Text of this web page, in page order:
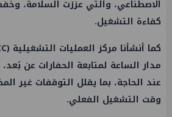
الاصطناعي، والتي عززت السلامة،
كفاءة التشغيل.
مدار الساعة لمتابعة الحفارات عن
عند الحاجة، بما يقلل التوقفات غير
وقت التشغيل الفعلي.